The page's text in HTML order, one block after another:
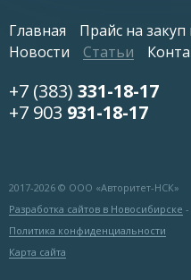
Главная Прайс на закуп
Новости
Статьи
+7 (383) 331-18-17
+7 903 931-18-17
2017-2026 © ООО «Авторитет-НСК»
Разработка сайтов в Новосибирске -
Политика конфиденциальности
Карта сайта